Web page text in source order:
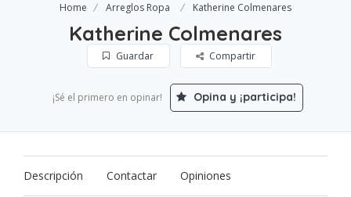
Home Arreglos Ropa Katherine Colmenares
Katherine Colmenares
Guardar Compartir
¡Sé el primero en opinar! Opina y ¡participa!
Descripción Contactar Opiniones